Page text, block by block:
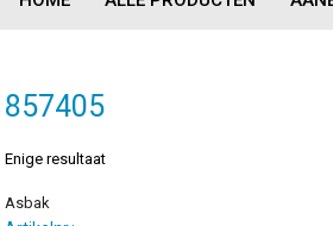
857405
Enige resultaat
Asbak